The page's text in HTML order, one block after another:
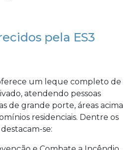
pela ES3
um leque completo de
atendendo pessoas
de grande porte, áreas acima
residenciais. Dentre os
se: